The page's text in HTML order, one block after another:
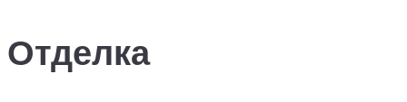
Отделка